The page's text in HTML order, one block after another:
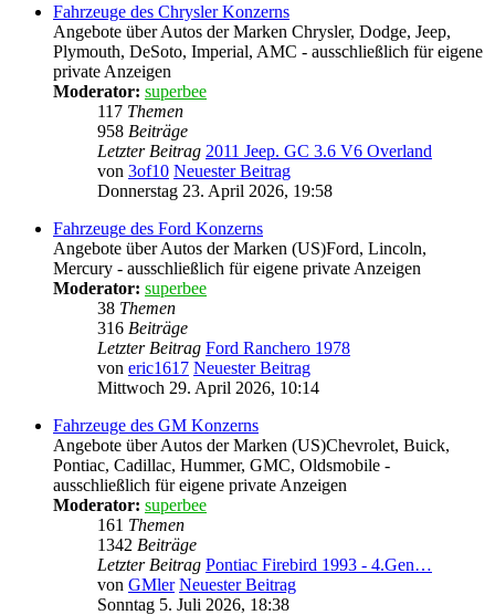
Fahrzeuge des Chrysler Konzerns
Angebote über Autos der Marken Chrysler, Dodge, Jeep,
Plymouth, DeSoto, Imperial, AMC - ausschließlich für eigene
private Anzeigen
Moderator: superbee
117 Themen
958 Beiträge
Letzter Beitrag 2011 Jeep. GC 3.6 V6 Overland
von 3of10 Neuester Beitrag
Donnerstag 23. April 2026, 19:58
Fahrzeuge des Ford Konzerns
Angebote über Autos der Marken (US)Ford, Lincoln,
Mercury - ausschließlich für eigene private Anzeigen
Moderator: superbee
38 Themen
316 Beiträge
Letzter Beitrag Ford Ranchero 1978
von eric1617 Neuester Beitrag
Mittwoch 29. April 2026, 10:14
Fahrzeuge des GM Konzerns
Angebote über Autos der Marken (US)Chevrolet, Buick,
Pontiac, Cadillac, Hummer, GMC, Oldsmobile -
ausschließlich für eigene private Anzeigen
Moderator: superbee
161 Themen
1342 Beiträge
Letzter Beitrag Pontiac Firebird 1993 - 4.Gen…
von GMler Neuester Beitrag
Sonntag 5. Juli 2026, 18:38